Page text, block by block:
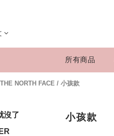
所有商品
NORTH FACE / 小孩款
沒了
小孩款